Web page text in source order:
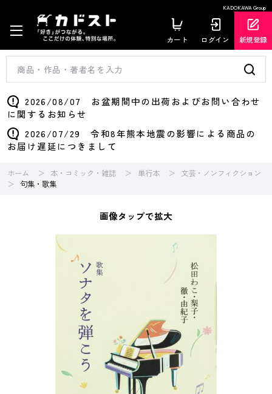
KADOKAWA Group
カート ログイン 新規登録
2026/08/07 お盆期間中の出荷およびお問い合わせ
に関するお知らせ
2026/07/29 令和8年熊本地震の影響による商品の
お届け遅延につきまして
ホーム 本・コミック・雑誌 単行本
文芸・ノンフィクション
句集・歌集
画像タップで拡大